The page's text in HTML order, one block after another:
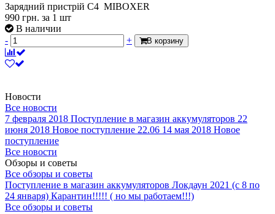
Зарядний пристрій C4 MIBOXER
990 грн. за 1 шт
В наличии
-
+ В корзину
Новости
Все новости
7 февраля 2018 Поступление в магазин аккумуляторов 22
июня 2018 Новое поступление 22.06 14 мая 2018 Новое
поступление
Все новости
Обзоры и советы
Все обзоры и советы
Поступление в магазин аккумуляторов Локдаун 2021 (с 8 по
24 января) Карантин!!!!! ( но мы работаем!!!)
Все обзоры и советы